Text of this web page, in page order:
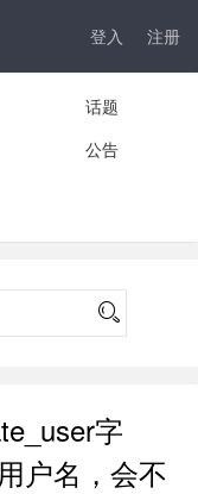
登入 注册
话题
公告
字
户名，会不